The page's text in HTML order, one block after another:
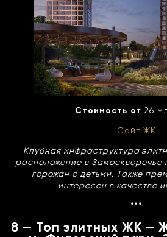
Стоимость от 26
Сайт ЖК
Клубная инфраструктура
расположение в Замоскворечье
горожан с детьми. Также
интересен в качестве
***
8 — Топ элитных ЖК —